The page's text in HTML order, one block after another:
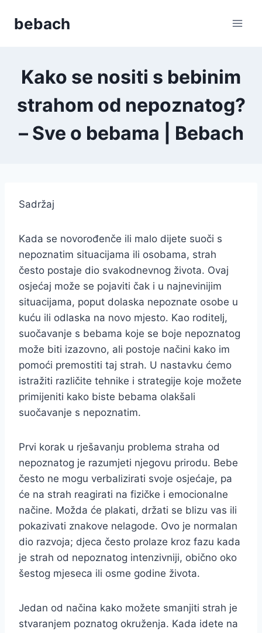
bebach
Kako se nositi s bebinim
strahom od nepoznatog?
– Sve o bebama | Bebach
Sadržaj
Kada se novorođenče ili malo dijete suoči s
nepoznatim situacijama ili osobama, strah
često postaje dio svakodnevnog života. Ovaj
osjećaj može se pojaviti čak i u najnevinijim
situacijama, poput dolaska nepoznate osobe u
kuću ili odlaska na novo mjesto. Kao roditelj,
suočavanje s bebama koje se boje nepoznatog
može biti izazovno, ali postoje načini kako im
pomoći premostiti taj strah. U nastavku ćemo
istražiti različite tehnike i strategije koje možete
primijeniti kako biste bebama olakšali
suočavanje s nepoznatim.
Prvi korak u rješavanju problema straha od
nepoznatog je razumjeti njegovu prirodu. Bebe
često ne mogu verbalizirati svoje osjećaje, pa
će na strah reagirati na fizičke i emocionalne
načine. Možda će plakati, držati se blizu vas ili
pokazivati znakove nelagode. Ovo je normalan
dio razvoja; djeca često prolaze kroz fazu kada
je strah od nepoznatog intenzivniji, obično oko
šestog mjeseca ili osme godine života.
Jedan od načina kako možete smanjiti strah je
stvaranjem poznatog okruženja. Kada idete na